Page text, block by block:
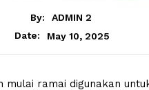
By:
ADMIN 2
Date:
May 10, 2025
mulai ramai digunakan